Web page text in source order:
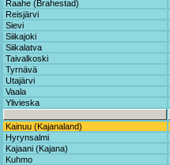
Raahe (Brahestad)
Reisjärvi
Sievi
Siikajoki
Siikalatva
Taivalkoski
Tyrnävä
Utajärvi
Vaala
Ylivieska
Kainuu (Kajanaland)
Hyrynsalmi
Kajaani (Kajana)
Kuhmo